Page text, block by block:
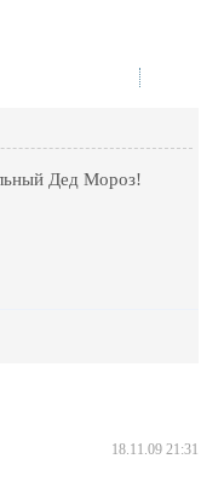
Дед Мороз!
18.11.09 21:31